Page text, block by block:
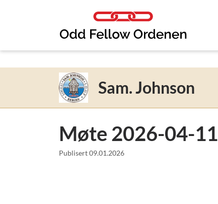
Sam. Johnson
Møte 2026-04-11
Publisert09.01.2026